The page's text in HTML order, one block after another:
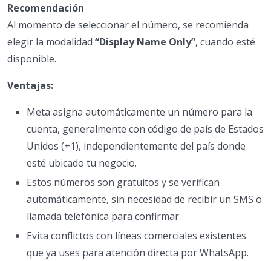
Recomendación
Al momento de seleccionar el número, se recomienda
elegir la modalidad “Display Name Only”, cuando esté
disponible.
Ventajas:
Meta asigna automáticamente un número para la
cuenta, generalmente con código de país de Estados
Unidos (+1), independientemente del país donde
esté ubicado tu negocio.
Estos números son gratuitos y se verifican
automáticamente, sin necesidad de recibir un SMS o
llamada telefónica para confirmar.
Evita conflictos con líneas comerciales existentes
que ya uses para atención directa por WhatsApp.